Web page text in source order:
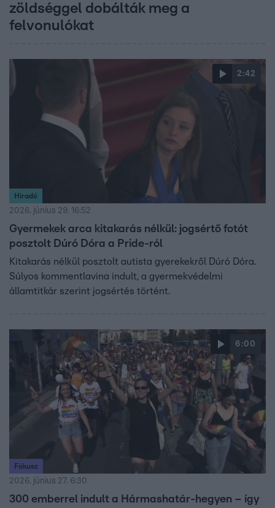
zöldséggel dobálták meg a
felvonulókat
2:42
Híradó
2026. június 29. 16:52
Gyermekek arca kitakarás nélkül: jogsértő fotót
posztolt Dúró Dóra a Pride-ról
Kitakarás nélkül posztolt autista gyerekekről Dúró Dóra.
Súlyos kommentlavina indult, a gyermekvédelmi
államtitkár szerint jogsértés történt.
6:00
Fókusz
2026. június 27. 6:30
300 emberrel indult a Hármashatár-hegyen – így